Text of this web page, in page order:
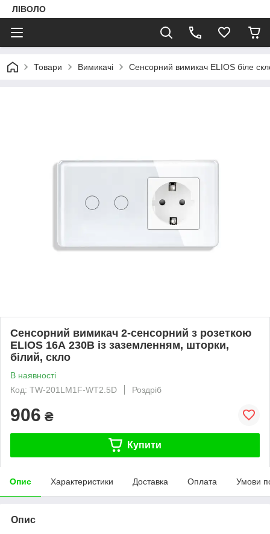
ЛІВОЛО
Товари Вимикачі Сенсорний вимикач ELIOS біле
Сенсорний вимикач 2-сенсорний з розеткою
ELIOS 16А 230В із заземленням, шторки,
білий, скло
В наявності
Код: TW-201LM1F-WT2.5D
Роздріб
906 ₴
Купити
Опис Характеристики Доставка Оплата Умови
Опис